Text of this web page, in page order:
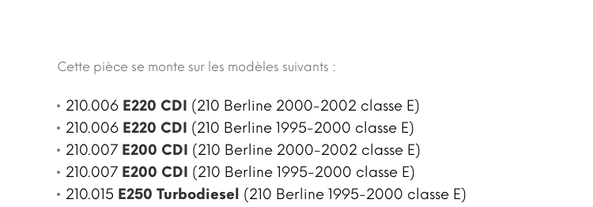
Cette pièce se monte sur les modèles suivants :
210.006 E220 CDI (210 Berline 2000-2002 classe E)
210.006 E220 CDI (210 Berline 1995-2000 classe E)
210.007 E200 CDI (210 Berline 2000-2002 classe E)
210.007 E200 CDI (210 Berline 1995-2000 classe E)
210.015 E250 Turbodiesel (210 Berline 1995-2000 classe E)